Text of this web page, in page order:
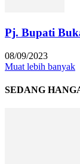
Pj. Bupati
08/09/2023
Muat lebih banyak
SEDANG